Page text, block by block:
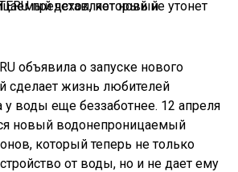
объявила о запуске нового
сделает жизнь любителей
у воды еще беззаботнее. 12 апреля
новый водонепроницаемый
который теперь не только
от воды, но и не дает ему